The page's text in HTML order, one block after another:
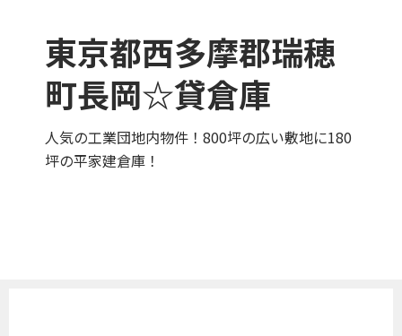
東京都西多摩郡瑞穂
町長岡☆貸倉庫
人気の工業団地内物件！800坪の広い敷地に180
坪の平家建倉庫！